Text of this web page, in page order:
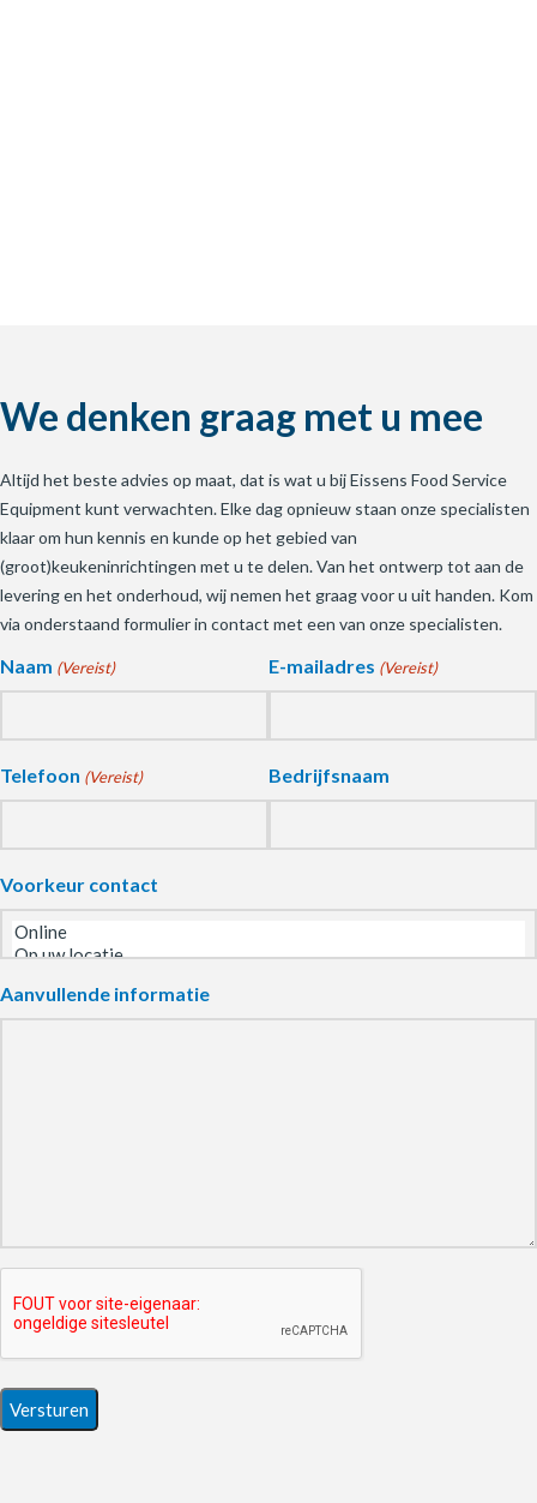
We denken graag met u mee
Altijd het beste advies op maat, dat is wat u bij Eissens Food Service
Equipment kunt verwachten. Elke dag opnieuw staan onze specialisten
klaar om hun kennis en kunde op het gebied van
(groot)keukeninrichtingen met u te delen. Van het ontwerp tot aan de
levering en het onderhoud, wij nemen het graag voor u uit handen. Kom
via onderstaand formulier in contact met een van onze specialisten.
Naam (Vereist) E-mailadres (Vereist)
Telefoon (Vereist) Bedrijfsnaam
Voorkeur contact
Aanvullende informatie